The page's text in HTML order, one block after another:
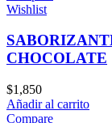
Wishlist
CHOCOLATE
$1,850
Añadir al carrito
Compare